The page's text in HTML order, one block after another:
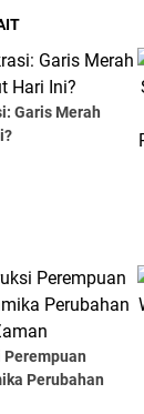
Garis Merah
Perempuan
Perubahan